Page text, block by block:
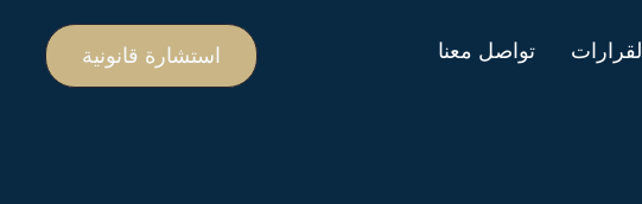
القرارات تواصل معنا استشارة قانونية